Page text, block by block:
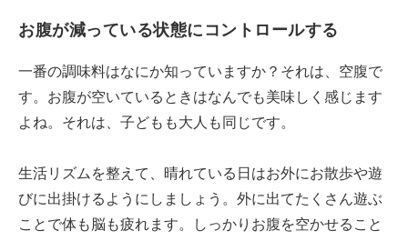
お腹が減っている状態にコントロールする
一番の調味料はなにか知っていますか？それは、空腹で
す。お腹が空いているときはなんでも美味しく感じます
よね。それは、子どもも大人も同じです。
生活リズムを整えて、晴れている日はお外にお散歩や遊
びに出掛けるようにしましょう。外に出てたくさん遊ぶ
ことで体も脳も疲れます。しっかりお腹を空かせること